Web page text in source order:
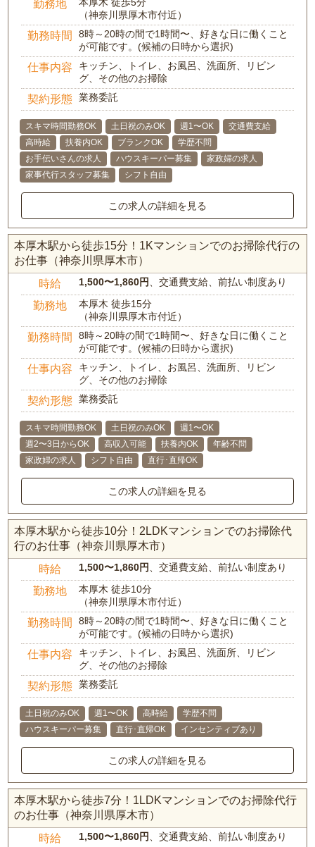
勤務地
本厚木 徒歩5分
（神奈川県厚木市付近）
勤務時間
8時～20時の間で1時間〜、好きな日に働くこと
が可能です。(候補の日時から選択)
仕事内容
キッチン、トイレ、お風呂、洗面所、リビン
グ、その他のお掃除
契約形態 業務委託
スキマ時間勤務OK 土日祝のみOK 週1〜OK
交通費支給
高時給
扶養内OK ブランクOK
学歴不問
お手伝いさんの求人
ハウスキーパー募集
家政婦の求人
家事代行スタッフ募集
シフト自由
この求人の詳細を見る
本厚木駅から徒歩15分！1Kマンションでのお掃除代行の
お仕事（神奈川県厚木市）
時給 1,500〜1,860円、交通費支給、前払い制度あり
勤務地
本厚木 徒歩15分
（神奈川県厚木市付近）
勤務時間
8時～20時の間で1時間〜、好きな日に働くこと
が可能です。(候補の日時から選択)
仕事内容
キッチン、トイレ、お風呂、洗面所、リビン
グ、その他のお掃除
契約形態 業務委託
スキマ時間勤務OK 土日祝のみOK
週1〜OK
週2〜3日からOK
高収入可能 扶養内OK
年齢不問
家政婦の求人
シフト自由 直行･直帰OK
この求人の詳細を見る
本厚木駅から徒歩10分！2LDKマンションでのお掃除代
行のお仕事（神奈川県厚木市）
時給 1,500〜1,860円、交通費支給、前払い制度あり
勤務地
本厚木 徒歩10分
（神奈川県厚木市付近）
勤務時間
8時～20時の間で1時間〜、好きな日に働くこと
が可能です。(候補の日時から選択)
仕事内容
キッチン、トイレ、お風呂、洗面所、リビン
グ、その他のお掃除
契約形態 業務委託
土日祝のみOK 週1〜OK 高時給
学歴不問
ハウスキーパー募集
直行･直帰OK インセンティブあり
この求人の詳細を見る
本厚木駅から徒歩7分！1LDKマンションでのお掃除代行
のお仕事（神奈川県厚木市）
時給 1,500〜1,860円、交通費支給、前払い制度あり